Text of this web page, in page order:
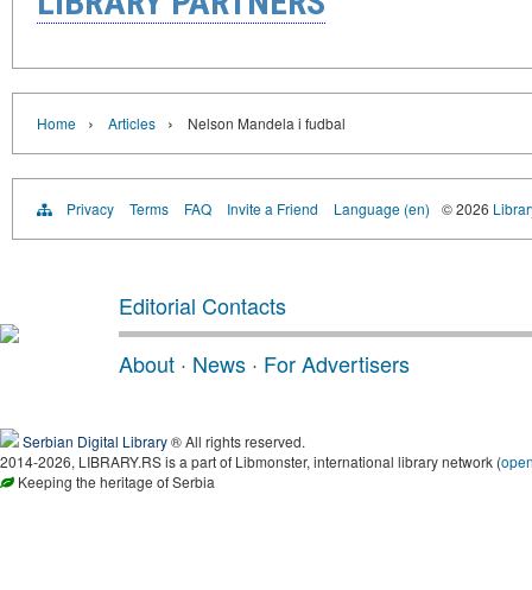
Home › Articles › Nelson Mandela i fudbal
Privacy Terms FAQ Invite a Friend Language (en) © 2026
Editorial Contacts
About · News · For Advertisers
Serbian Digital Library® All rights reserved.
2014-2026, LIBRARY.RS is a part of Libmonster, international library network (
Keeping the heritage of Serbia